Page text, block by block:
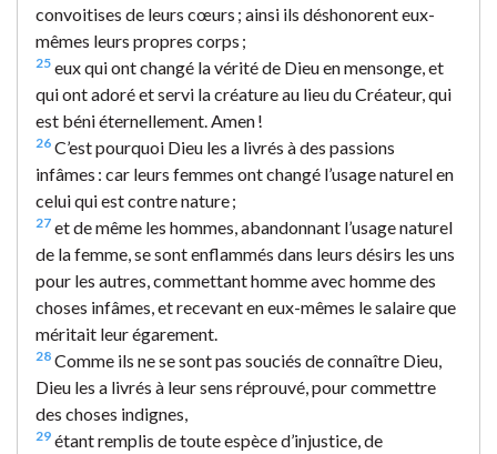
convoitises de leurs cœurs ; ainsi ils déshonorent eux-
mêmes leurs propres corps ;
25 eux qui ont changé la vérité de Dieu en mensonge, et
qui ont adoré et servi la créature au lieu du Créateur, qui
est béni éternellement. Amen !
26 C’est pourquoi Dieu les a livrés à des passions
infâmes : car leurs femmes ont changé l’usage naturel en
celui qui est contre nature ;
27 et de même les hommes, abandonnant l’usage naturel
de la femme, se sont enflammés dans leurs désirs les uns
pour les autres, commettant homme avec homme des
choses infâmes, et recevant en eux-mêmes le salaire que
méritait leur égarement.
28 Comme ils ne se sont pas souciés de connaître Dieu,
Dieu les a livrés à leur sens réprouvé, pour commettre
des choses indignes,
29 étant remplis de toute espèce d’injustice, de